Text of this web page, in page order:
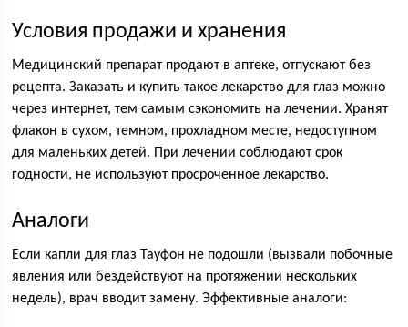
Условия продажи и хранения
Медицинский препарат продают в аптеке, отпускают без
рецепта. Заказать и купить такое лекарство для глаз можно
через интернет, тем самым сэкономить на лечении. Хранят
флакон в сухом, темном, прохладном месте, недоступном
для маленьких детей. При лечении соблюдают срок
годности, не используют просроченное лекарство.
Аналоги
Если капли для глаз Тауфон не подошли (вызвали побочные
явления или бездействуют на протяжении нескольких
недель), врач вводит замену. Эффективные аналоги: